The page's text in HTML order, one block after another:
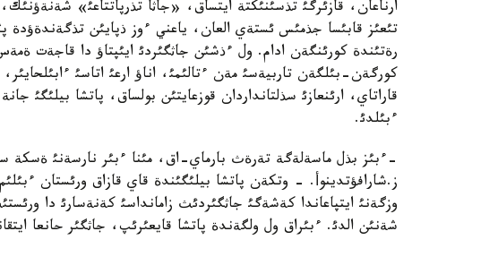
ارناعان، قازئرگئ تذسئنئكتة ايتساق، «جاثا تذرپاتتاعئ» شةنةؤنئك،
تئعئز قابئسا جذمئس ئستةي العان، ياعني ءوز ذپايئن تذگةندةؤدة
رةتئندة كورئنگةن ادام. ول ءذشئن جاثگئردئ ايئپتاؤ دا قاجةت
كورگةن-بئلگةن تاربيةسئ مةن ءتالئمئ، اناؤ ارعئ اتاسئ
قاراتاي، ارئنعازئ سذلتانداردان قوزعايتئن بولساق، پاتشا بيلئگئ
ءبئلدئ.
-ءبئز بذل ماسةلةگة تةرةث بارماي-اق، مئنا ءبئر نارسةنئ
ز.شارافؤتدينوأ. - وتكةن پاتشا بيلئگئندة قاي قازاق ورئستان
وزگةنئ ايتپاعاندا كةشةگئ جاثگئردئث زامانداسئ كةنةسارئ دا
شةنئن الدئ. ءبئراق ول ولگةندة پاتشا قايعئرئپ، جاثگئر حانعا